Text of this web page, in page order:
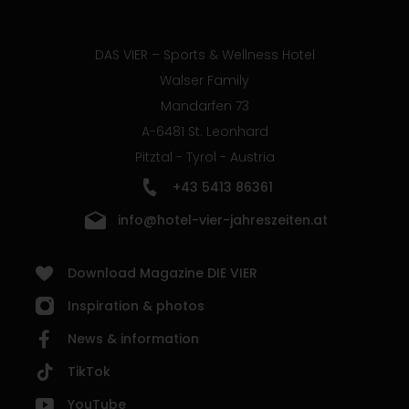
DAS VIER – Sports & Wellness Hotel
Walser Family
Mandarfen 73
A-6481 St. Leonhard
Pitztal - Tyrol - Austria
+43 5413 86361
info@hotel-vier-jahreszeiten.at
Download Magazine DIE VIER
Inspiration & photos
News & information
TikTok
YouTube